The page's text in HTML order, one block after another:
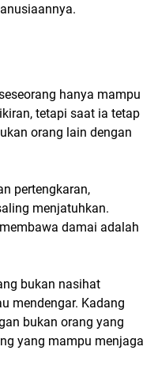
hanya mampu
tetapi saat ia tetap
orang lain dengan
pertengkaran,
menjatuhkan.
damai adalah
bukan nasihat
mendengar. Kadang
bukan orang yang
yang mampu menjaga